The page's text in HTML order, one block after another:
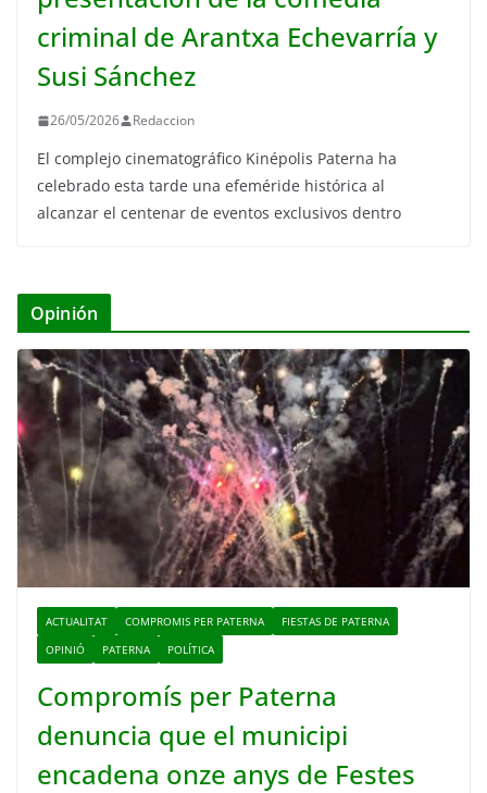
criminal de Arantxa Echevarría y
Susi Sánchez
26/05/2026 Redaccion
El complejo cinematográfico Kinépolis Paterna ha
celebrado esta tarde una efeméride histórica al
alcanzar el centenar de eventos exclusivos dentro
Opinión
ACTUALITAT COMPROMIS PER PATERNA
FIESTAS DE PATERNA
OPINIÓ
PATERNA POLÍTICA
Compromís per Paterna
denuncia que el municipi
encadena onze anys de Festes